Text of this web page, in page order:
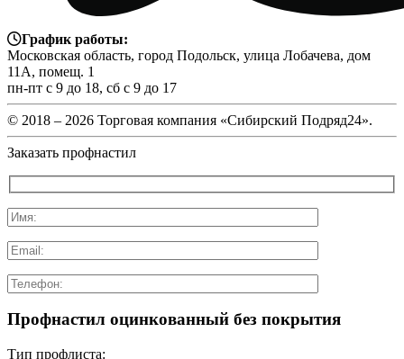
График работы:
Московская область, город Подольск, улица Лобачева, дом
11А, помещ. 1
пн-пт с 9 до 18, сб с 9 до 17
© 2018 – 2026 Торговая компания «Сибирский Подряд24».
Заказать профнастил
Профнастил оцинкованный без покрытия
Тип профлиста: